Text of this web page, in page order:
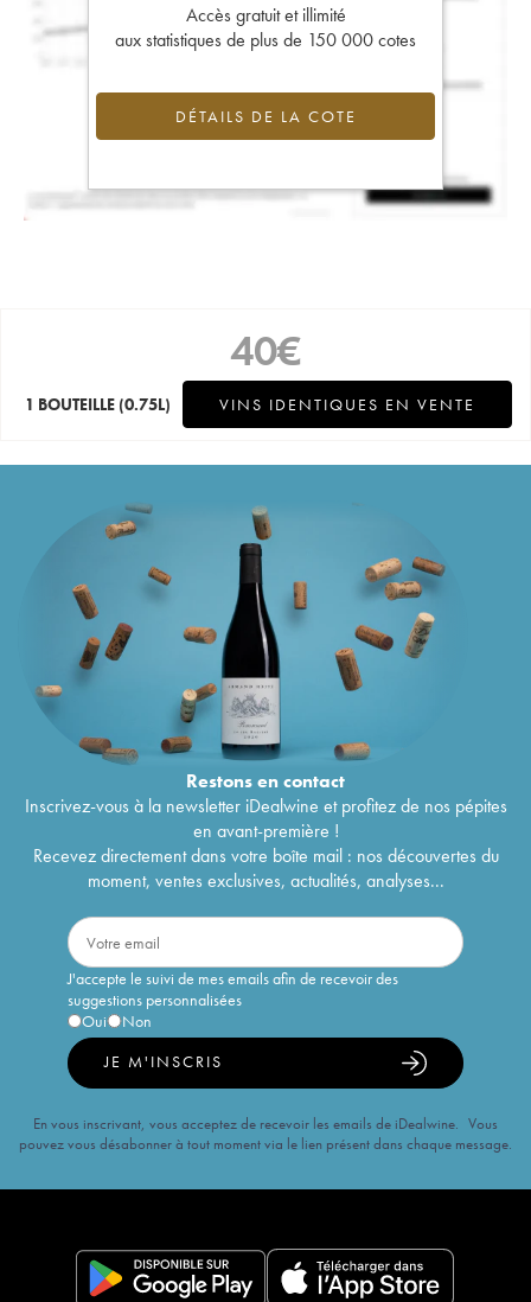
Accès gratuit et illimité
aux statistiques de plus de 150 000 cotes
DÉTAILS DE LA COTE
40€
1 BOUTEILLE (0.75L) VINS IDENTIQUES EN VENTE
Restons encontact
Inscrivez-vous à la newsletter iDealwine et profitez de nos pépites
en avant-première !
Recevez directement dans votre boîte mail : nos découvertes du
moment, ventes exclusives, actualités, analyses...
J'accepte le suivi de mes emails afin de recevoir des
suggestions personnalisées
Oui
Non
JE M'INSCRIS
En vous inscrivant, vous acceptez de recevoir les emails de iDealwine. Vous
pouvez vous désabonner à tout moment via le lien présent dans chaque message.